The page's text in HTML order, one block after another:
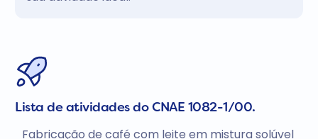
Lista de atividades do CNAE 1082-1/00.
Fabricação de café com leite em mistura solúvel